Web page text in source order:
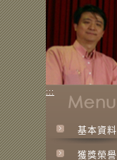
:::
基本資料
獲獎榮譽